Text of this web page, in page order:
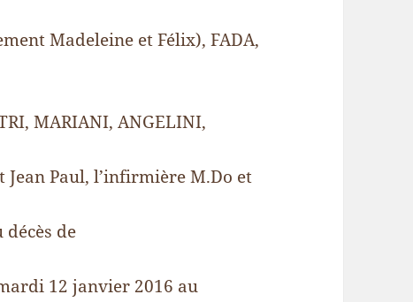
Madeleine et Félix), FADA,
MARIANI, ANGELINI,
Jean Paul, l’infirmière M.Do et
de
12 janvier 2016 au